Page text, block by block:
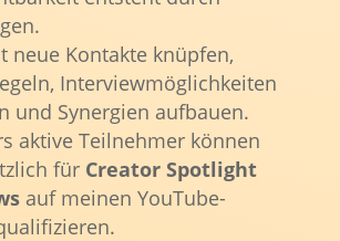
neue Kontakte knüpfen,
Interviewmöglichkeiten
und Synergien aufbauen.
aktive Teilnehmer können
für Creator Spotlight
auf meinen YouTube-